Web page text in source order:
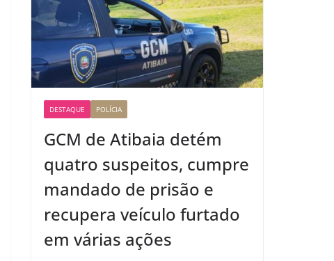
DESTAQUE POLÍCIA
GCM de Atibaia detém
quatro suspeitos, cumpre
mandado de prisão e
recupera veículo furtado
em várias ações